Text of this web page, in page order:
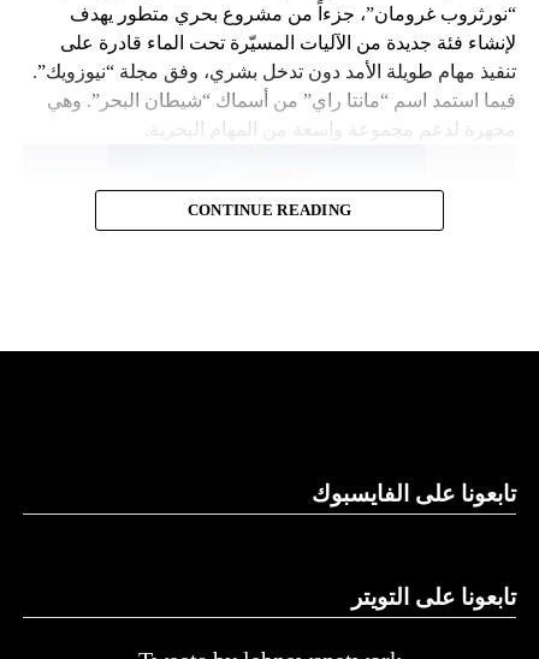
“نورثروب غرومان”، جزءاً من مشروع بحري متطور يهدف
لإنشاء فئة جديدة من الآليات المسيّرة تحت الماء قادرة على
تنفيذ مهام طويلة الأمد دون تدخل بشري، وفق مجلة “نيوزويك”.
فيما استمد اسم “مانتا راي” من أسماك “شيطان البحر”. وهي
مجهزة لدعم مجموعة واسعة من المهام البحرية.
وتقول “نورثروب غرومان”، وهي تكتل للصناعات الجوية
الطاقة التي تسمح لها بالرسو في قاع البحر و”السبات” في حالة
انخفاض الطاقة.
CONTINUE READING
تابعونا على الفايسبوك
تابعونا على التويتر